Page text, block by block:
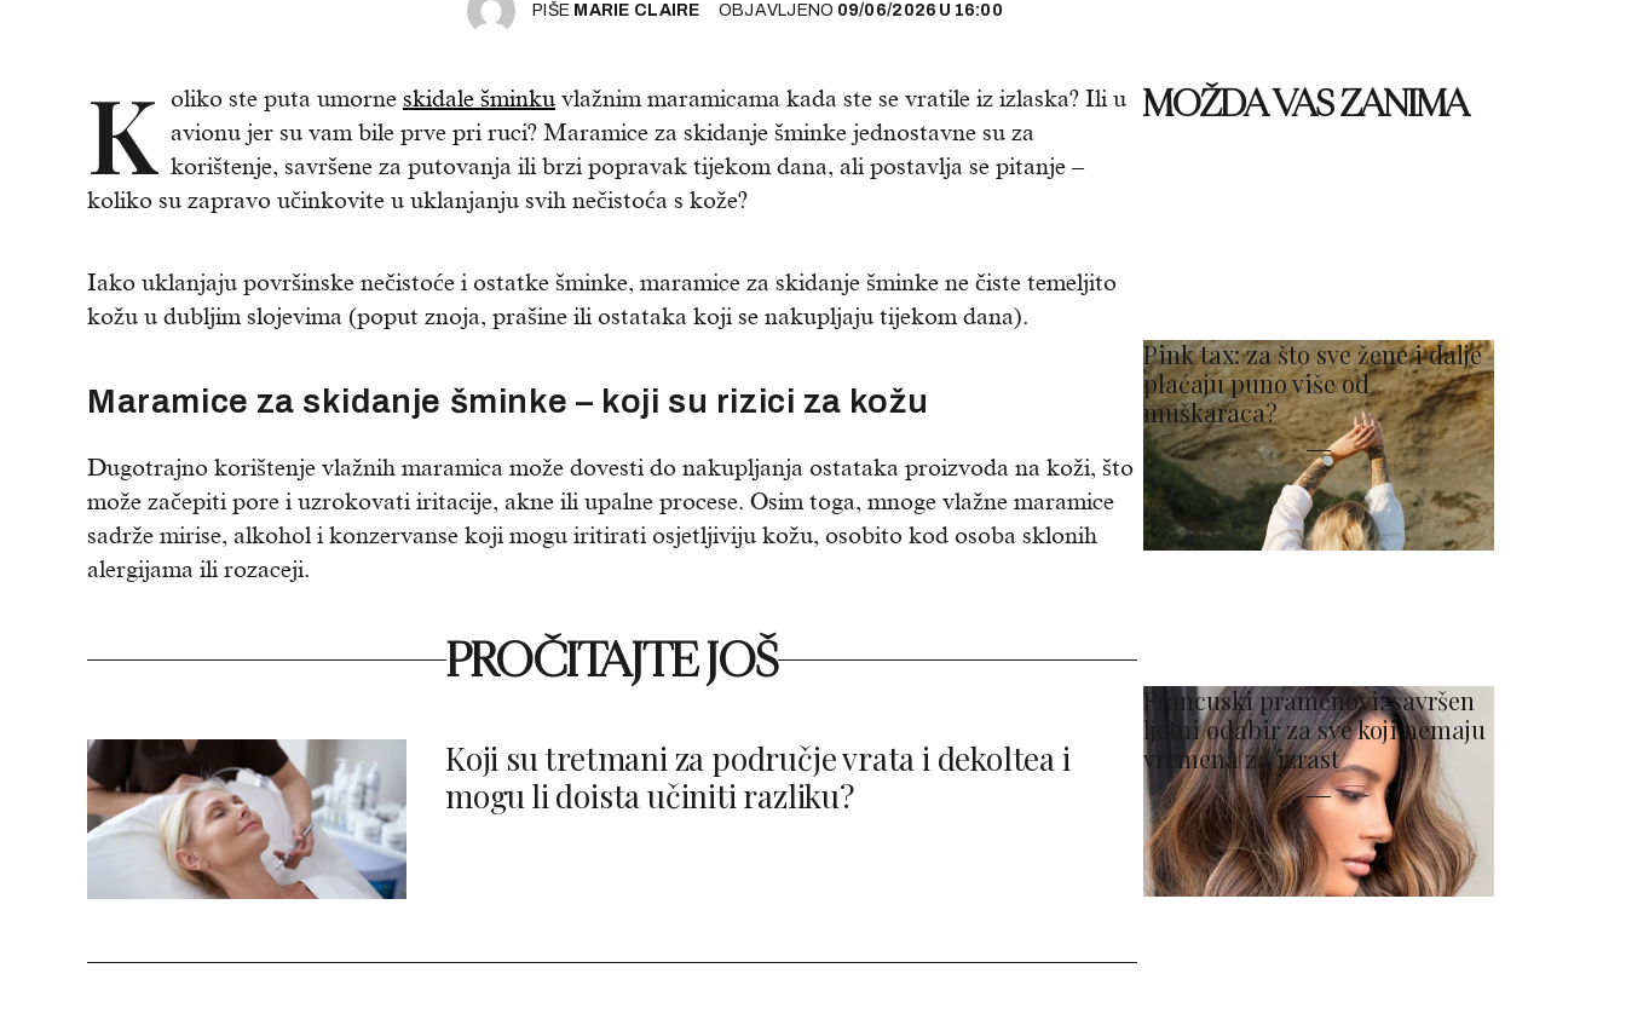
PIŠE MARIE CLAIRE OBJAVLJENO 09/06/2026 U 16:00
K oliko ste puta umorne skidale šminku vlažnim maramicama kada ste se vratile iz izlaska? Ili u
avionu jer su vam bile prve pri ruci? Maramice za skidanje šminke jednostavne su za
korištenje, savršene za putovanja ili brzi popravak tijekom dana, ali postavlja se pitanje –
koliko su zapravo učinkovite u uklanjanju svih nečistoća s kože?
Iako uklanjaju površinske nečistoće i ostatke šminke, maramice za skidanje šminke ne čiste temeljito
kožu u dubljim slojevima (poput znoja, prašine ili ostataka koji se nakupljaju tijekom dana).
Maramice za skidanje šminke – koji su rizici za kožu
Dugotrajno korištenje vlažnih maramica može dovesti do nakupljanja ostataka proizvoda na koži, što
može začepiti pore i uzrokovati iritacije, akne ili upalne procese. Osim toga, mnoge vlažne maramice
sadrže mirise, alkohol i konzervanse koji mogu iritirati osjetljiviju kožu, osobito kod osoba sklonih
alergijama ili rozaceji.
PROČITAJTE JOŠ
Koji su tretmani za područje vrata i dekoltea i
mogu li doista učiniti razliku?
MOŽDA VAS ZANIMA
Pink tax: za što sve žene i dalje
plaćaju puno više od
muškaraca?
Francuski pramenovi: savršen
ljetni odabir za sve koji nemaju
vremena za izrast